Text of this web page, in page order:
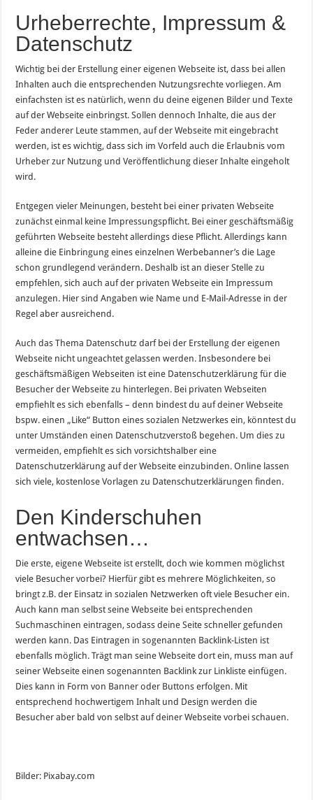
Urheberrechte, Impressum &
Datenschutz
Wichtig bei der Erstellung einer eigenen Webseite ist, dass bei allen
Inhalten auch die entsprechenden Nutzungsrechte vorliegen. Am
einfachsten ist es natürlich, wenn du deine eigenen Bilder und Texte
auf der Webseite einbringst. Sollen dennoch Inhalte, die aus der
Feder anderer Leute stammen, auf der Webseite mit eingebracht
werden, ist es wichtig, dass sich im Vorfeld auch die Erlaubnis vom
Urheber zur Nutzung und Veröffentlichung dieser Inhalte eingeholt
wird.
Entgegen vieler Meinungen, besteht bei einer privaten Webseite
zunächst einmal keine Impressungspflicht. Bei einer geschäftsmäßig
geführten Webseite besteht allerdings diese Pflicht. Allerdings kann
alleine die Einbringung eines einzelnen Werbebanner’s die Lage
schon grundlegend verändern. Deshalb ist an dieser Stelle zu
empfehlen, sich auch auf der privaten Webseite ein Impressum
anzulegen. Hier sind Angaben wie Name und E-Mail-Adresse in der
Regel aber ausreichend.
Auch das Thema Datenschutz darf bei der Erstellung der eigenen
Webseite nicht ungeachtet gelassen werden. Insbesondere bei
geschäftsmäßigen Webseiten ist eine Datenschutzerklärung für die
Besucher der Webseite zu hinterlegen. Bei privaten Webseiten
empfiehlt es sich ebenfalls – denn bindest du auf deiner Webseite
bspw. einen „Like“ Button eines sozialen Netzwerkes ein, könntest du
unter Umständen einen Datenschutzverstoß begehen. Um dies zu
vermeiden, empfiehlt es sich vorsichtshalber eine
Datenschutzerklärung auf der Webseite einzubinden. Online lassen
sich viele, kostenlose Vorlagen zu Datenschutzerklärungen finden.
Den Kinderschuhen
entwachsen…
Die erste, eigene Webseite ist erstellt, doch wie kommen möglichst
viele Besucher vorbei? Hierfür gibt es mehrere Möglichkeiten, so
bringt z.B. der Einsatz in sozialen Netzwerken oft viele Besucher ein.
Auch kann man selbst seine Webseite bei entsprechenden
Suchmaschinen eintragen, sodass deine Seite schneller gefunden
werden kann. Das Eintragen in sogenannten Backlink-Listen ist
ebenfalls möglich. Trägt man seine Webseite dort ein, muss man auf
seiner Webseite einen sogenannten Backlink zur Linkliste einfügen.
Dies kann in Form von Banner oder Buttons erfolgen. Mit
entsprechend hochwertigem Inhalt und Design werden die
Besucher aber bald von selbst auf deiner Webseite vorbei schauen.
Bilder: Pixabay.com